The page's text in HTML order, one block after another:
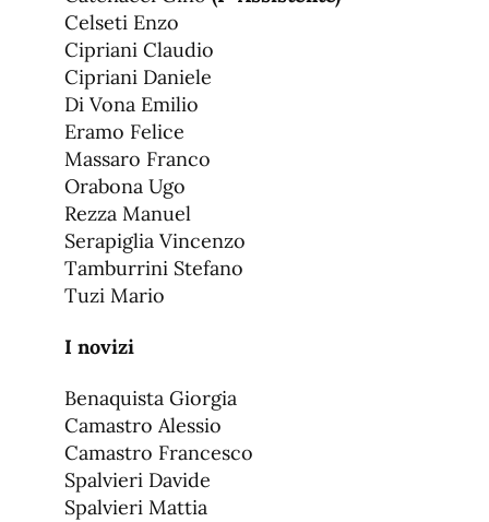
Celseti Enzo
Cipriani Claudio
Cipriani Daniele
Di Vona Emilio
Eramo Felice
Massaro Franco
Orabona Ugo
Rezza Manuel
Serapiglia Vincenzo
Tamburrini Stefano
Tuzi Mario
I novizi
Benaquista Giorgia
Camastro Alessio
Camastro Francesco
Spalvieri Davide
Spalvieri Mattia